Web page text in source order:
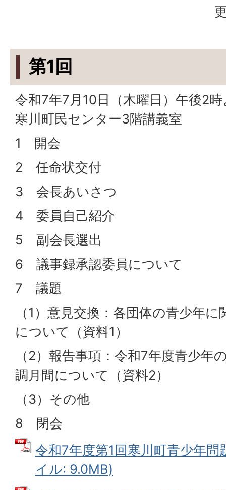
第1回
令和7年7月10日（木曜日）午後2
寒川町民センター3階講義室
1 開会
2 任命状交付
3 会長あいさつ
4 委員自己紹介
5 副会長選出
6 議事録承認委員について
7 議題
（1）意見交換：各団体の青少年
について（資料1）
（2）報告事項：令和7年度青少年
調月間について（資料2）
（3）その他
8 閉会
令和7年度第1回寒川町青少年問
イル: 9.0MB)